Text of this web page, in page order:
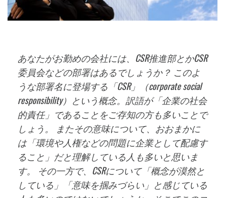
あなたがお勤めの会社には、CSR推進部とかCSR
委員会などの部署はあるでしょうか？ このよ
うな部署名に登場する「CSR」（corporate social
responsibility）という概念。訳語が「企業の社会
的責任」であることをご存知の方も多いことで
しょう。 またその意味について、おおまかに
は「環境や人権などの問題に企業として配慮す
ること」だと理解している人も多いと思いま
す。 その一方で、CSRについて「概念が漠然と
している」「意味を掴みづらい」と感じている